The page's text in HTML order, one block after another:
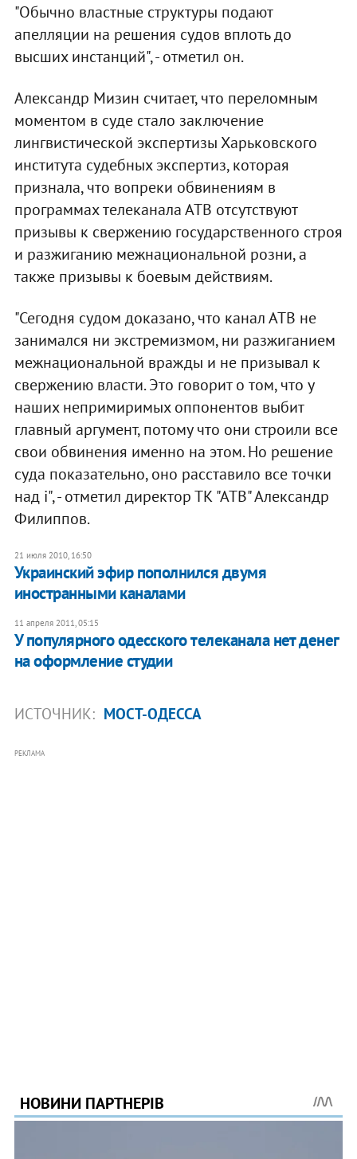
"Обычно властные структуры подают
апелляции на решения судов вплоть до
высших инстанций", - отметил он.
Александр Мизин считает, что переломным
моментом в суде стало заключение
лингвистической экспертизы Харьковского
института судебных экспертиз, которая
признала, что вопреки обвинениям в
программах телеканала АТВ отсутствуют
призывы к свержению государственного строя
и разжиганию межнациональной розни, а
также призывы к боевым действиям.
"Сегодня судом доказано, что канал АТВ не
занимался ни экстремизмом, ни разжиганием
межнациональной вражды и не призывал к
свержению власти. Это говорит о том, что у
наших непримиримых оппонентов выбит
главный аргумент, потому что они строили все
свои обвинения именно на этом. Но решение
суда показательно, оно расставило все точки
над і", - отметил директор ТК "АТВ" Александр
Филиппов.
21 июля 2010, 16:50
Украинский эфир пополнился двумя
иностранными каналами
11 апреля 2011, 05:15
У популярного одесского телеканала нет денег
на оформление студии
ИСТОЧНИК: МОСТ-ОДЕССА
РЕКЛАМА